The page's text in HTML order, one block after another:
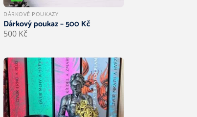
DÁRKOVÉ POUKAZY
Dárkový poukaz – 500 Kč
500 Kč